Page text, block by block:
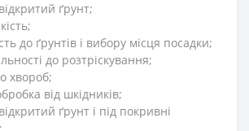
ґрунт;
до ґрунтів і вибору місця посадки;
до розтріскування;
хвороб;
від шкідників;
ґрунт і під покривні